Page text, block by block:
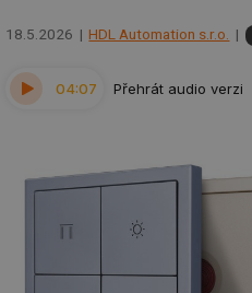
18.5.2026 HDL Automation s.r.o.
04:07 Přehrát audio verzi